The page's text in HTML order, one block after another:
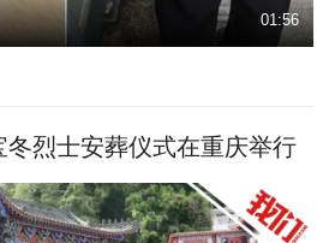
01:56
冬烈士安葬仪式在重庆举行